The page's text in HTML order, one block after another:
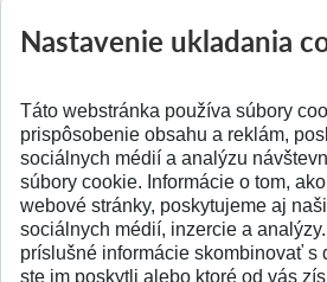
Pridané 03.08.2026
SPÄŤ NA
Nastavenie ukladania
Táto webstránka používa súbory
prispôsobenie obsahu a reklám,
sociálnych médií a analýzu
súbory cookie. Informácie o tom,
webové stránky, poskytujeme aj
sociálnych médií, inzercie a
príslušné informácie skombinovať s
ste im poskytli alebo ktoré od vás